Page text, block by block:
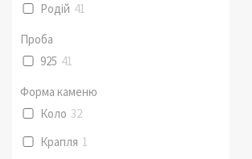
Родій 41
Проба
925 41
Форма каменю
Коло 32
Крапля 1